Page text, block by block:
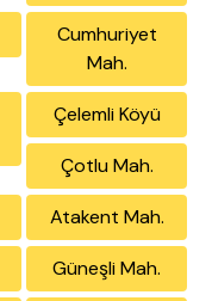
Cumhuriyet
Mah.
Çelemli Köyü
Çotlu Mah.
Atakent Mah.
Güneşli Mah.